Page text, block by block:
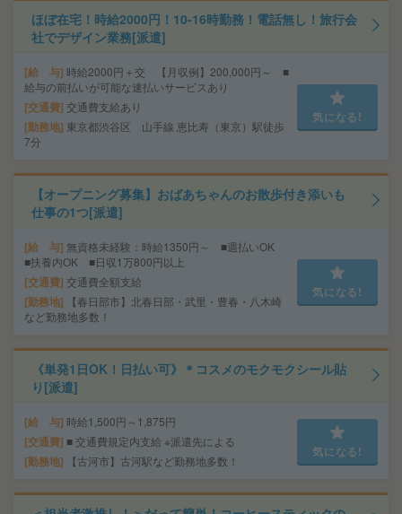
ほぼ在宅！時給2000円！10-16時勤務！電話無し！旅行会
社でデザイン業務[派遣]
給 与 時給2000円＋交 【月収例】200,000円～ ■
給与の前払いが可能な速払いサービスあり
交通費 交通費支給あり
勤務地 東京都渋谷区 山手線 恵比寿（東京）駅徒歩
7分
気になる!
【オープニング募集】おばあちゃんのお散歩付き添いも
仕事の1つ[派遣]
給 与 無資格未経験：時給1350円～ ■週払いOK
■扶養内OK ■日収1万800円以上
交通費 交通費全額支給
勤務地
【春日部市】北春日部・武里・豊春・八木崎
など勤務地多数！
気になる!
《単発1日OK！日払い可》＊コスメのモクモクシール貼
り[派遣]
給 与 時給1,500円～1,875円
交通費 ■ 交通費規定内支給 ※派遣先による
勤務地 【古河市】古河駅など勤務地多数！
気になる!